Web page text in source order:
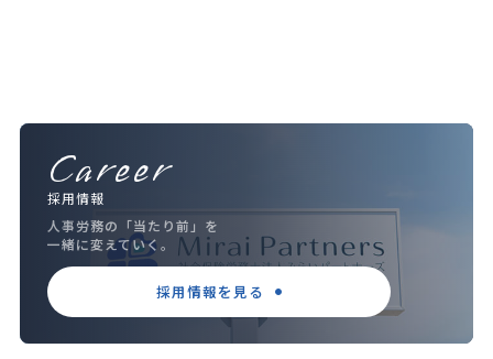
Career
採用情報
人事労務の「当たり前」を
一緒に変えていく。
採用情報を見る